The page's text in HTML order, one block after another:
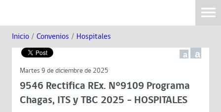
Inicio / Convenios / Hospitales
a a
Martes 9 de diciembre de 2025
9546 Rectifica REx. N°9109 Programa
Chagas, ITS y TBC 2025 - HOSPITALES